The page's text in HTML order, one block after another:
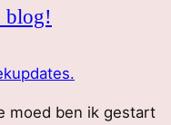
blog!
moed ben ik gestart